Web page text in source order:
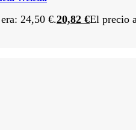
24,50 €.20,82 €El precio